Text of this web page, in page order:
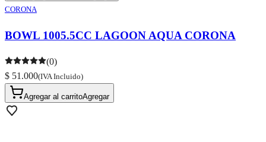
CORONA
BOWL 1005.5CC LAGOON AQUA CORONA
(0)
$ 51.000(IVA Incluido)
Agregar al carritoAgregar